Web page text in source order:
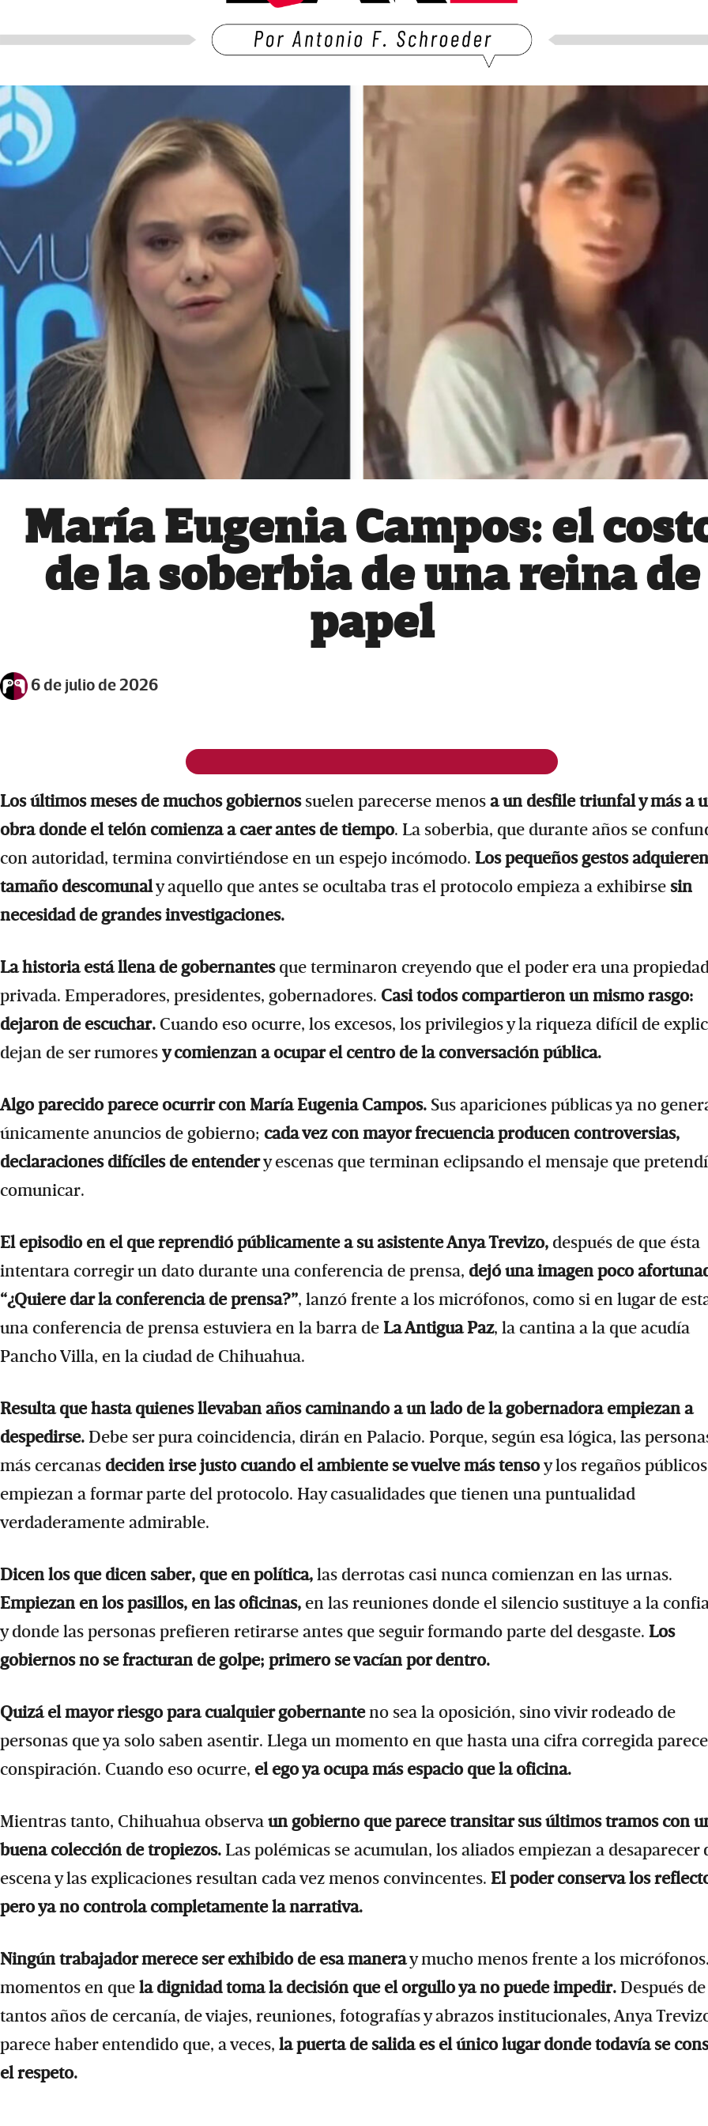
María Eugenia Campos: el
de la soberbia de una reina de
papel
6 de julio de 2026
Los últimos meses de muchos gobiernossuelen parecerse menosa un desfile triunfal y más a
obra donde el telón comienza a caer antes de tiempo. La soberbia, que durante años se
con autoridad, termina convirtiéndose en un espejo incómodo. Los pequeños gestos
tamaño descomunaly aquello que antes se ocultaba tras el protocolo empieza a exhibirsesin
necesidad de grandes investigaciones.
La historia está llena de gobernantesque terminaron creyendo que el poder era una
privada. Emperadores, presidentes, gobernadores. Casi todos compartieron un mismo rasgo:
dejaron de escuchar. Cuando eso ocurre, los excesos, los privilegios y la riqueza difícil de
dejan de ser rumoresy comienzan a ocupar el centro de la conversación pública.
Algo parecido parece ocurrir con María Eugenia Campos. Sus apariciones públicas ya no
únicamente anuncios de gobierno; cada vez con mayor frecuencia producen controversias,
declaraciones difíciles de entendery escenas que terminan eclipsando el mensaje que
comunicar.
El episodio en el que reprendió públicamente a su asistente Anya Trevizo, después de que ésta
intentara corregir un dato durante una conferencia de prensa, dejó una imagen poco
“¿Quiere dar la conferencia de prensa?”, lanzó frente a los micrófonos, como si en lugar de
una conferencia de prensa estuviera en la barra de La Antigua Paz, la cantina a la que acudía
Pancho Villa, en la ciudad de Chihuahua.
Resulta que hasta quienes llevaban años caminando a un lado de la gobernadora empiezan a
despedirse. Debe ser pura coincidencia, dirán en Palacio. Porque, según esa lógica, las
más cercanas deciden irse justo cuando el ambiente se vuelve más tensoy los regaños públicos
empiezan a formar parte del protocolo. Hay casualidades que tienen una puntualidad
verdaderamente admirable.
Dicen los que dicen saber, que en política,las derrotas casi nunca comienzan en las urnas.
Empiezan en los pasillos, en las oficinas,en las reuniones donde el silencio sustituye a la
y donde las personas prefieren retirarse antes que seguir formando parte del desgaste. Los
gobiernos no se fracturan de golpe; primero se vacían por dentro.
Quizá el mayor riesgo para cualquier gobernanteno sea la oposición, sino vivir rodeado de
personas que ya solo saben asentir. Llega un momento en que hasta una cifra corregida parece
conspiración. Cuando eso ocurre, el ego ya ocupa más espacio que la oficina.
Mientras tanto, Chihuahua observaun gobierno que parece transitar sus últimos tramos con
buena colección de tropiezos. Las polémicas se acumulan, los aliados empiezan a desaparecer
escena y las explicaciones resultan cada vez menos convincentes. El poder conserva los
pero ya no controla completamente la narrativa.
Ningún trabajador merece ser exhibido de esa maneray mucho menos frente a los
momentos en quela dignidad toma la decisión que el orgullo ya no puede impedir. Después de
tantos años de cercanía, de viajes, reuniones, fotografías y abrazos institucionales, Anya
parece haber entendido que, a veces, la puerta de salida es el único lugar donde todavía se
el respeto.